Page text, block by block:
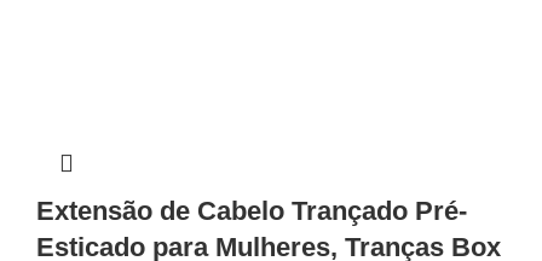
Extensão de Cabelo Trançado Pré-
Esticado para Mulheres, Tranças Box